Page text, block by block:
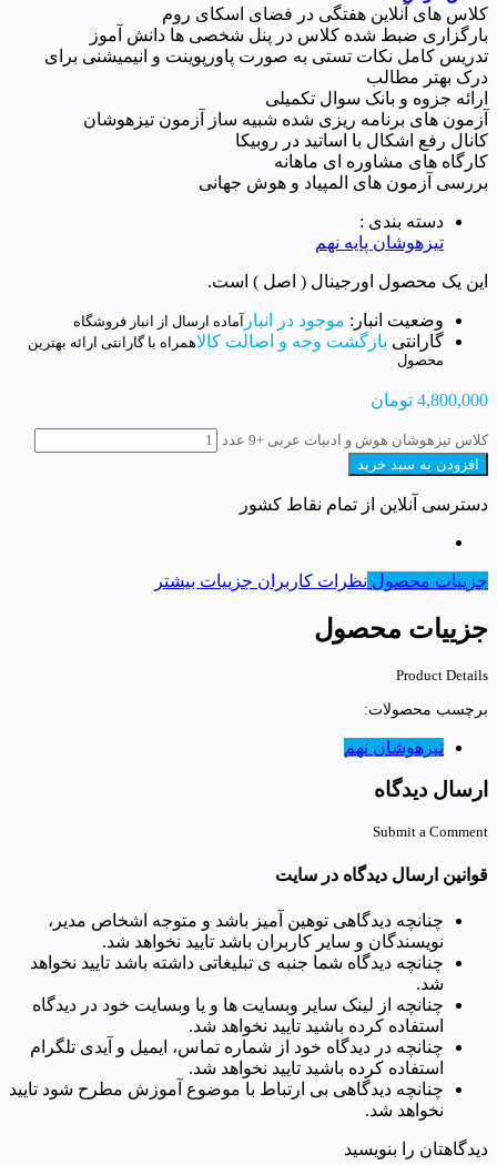
کلاس های آنلاین هفتگی در فضای اسکای روم
بارگزاری ضبط شده کلاس در پنل شخصی ها دانش آموز
تدریس کامل نکات تستی به صورت پاورپوینت و انیمیشنی برای
درک بهتر مطالب
ارائه جزوه و بانک سوال تکمیلی
آزمون های برنامه ریزی شده شبیه ساز آزمون تیزهوشان
کانال رفع اشکال با اساتید در روبیکا
کارگاه های مشاوره ای ماهانه
بررسی آزمون های المپیاد و هوش جهانی
دسته بندی :
تیزهوشان پایه نهم
این یک محصول اورجینال ( اصل ) است.
وضعیت انبار: موجود در انبار آماده ارسال از انبار فروشگاه
گارانتی بازگشت وجه و اصالت کالاهمراه با گارانتی ارائه بهترین
محصول
4,800,000 تومان
کلاس تیزهوشان هوش و ادبیات عربی +9 عدد
افزودن به سبد خرید
دسترسی آنلاین از تمام نقاط کشور
جزییات محصول نظرات کاربران جزییات بیشتر
جزییات محصول
Product Details
برچسب محصولات:
تیزهوشان نهم
ارسال دیدگاه
Submit a Comment
قوانین ارسال دیدگاه در سایت
چنانچه دیدگاهی توهین آمیز باشد و متوجه اشخاص مدیر،
نویسندگان و سایر کاربران باشد تایید نخواهد شد.
چنانچه دیدگاه شما جنبه ی تبلیغاتی داشته باشد تایید نخواهد
شد.
چنانچه از لینک سایر وبسایت ها و یا وبسایت خود در دیدگاه
استفاده کرده باشید تایید نخواهد شد.
چنانچه در دیدگاه خود از شماره تماس، ایمیل و آیدی تلگرام
استفاده کرده باشید تایید نخواهد شد.
چنانچه دیدگاهی بی ارتباط با موضوع آموزش مطرح شود تایید
نخواهد شد.
دیدگاهتان را بنویسید